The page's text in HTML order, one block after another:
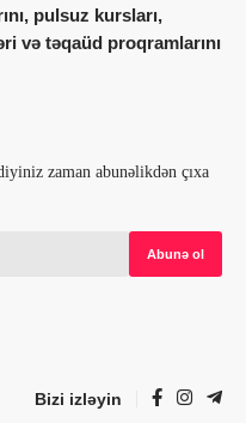
və təqaüd proqramlarını
zaman abunəlikdən çıxa
Bizi izləyin